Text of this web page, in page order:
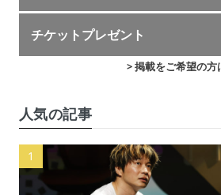
チケットプレゼント
> 掲載をご希望の方
人気の記事